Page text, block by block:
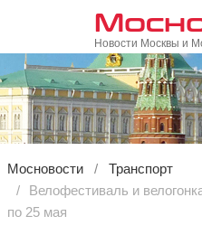
Новости Москвы и
Мосновости
Транспорт
Велофестиваль и
по 25 мая